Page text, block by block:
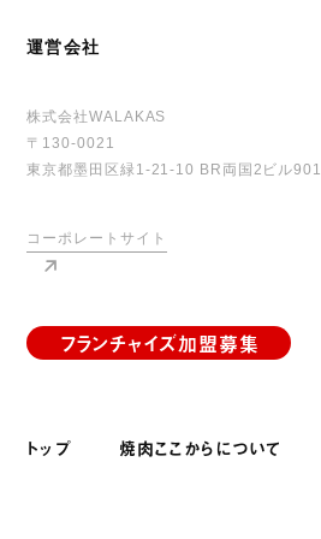
運営会社
株式会社WALAKAS
〒130-0021
東京都墨田区緑1-21-10 BR両国2ビル901
コーポレートサイト
フランチャイズ加盟募集
トップ 焼肉ここからについて